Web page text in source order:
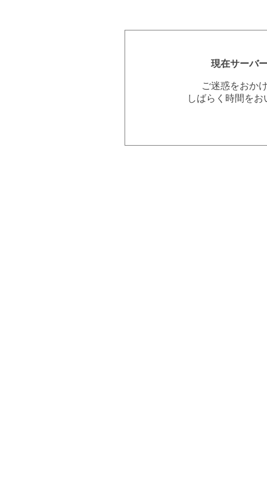
現在サーバ
ご迷惑をおか
しばらく時間を